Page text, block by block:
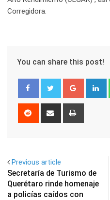
Corregidora.
You can share this post!
Google+
Reddit
Share
Previous article
Secretaría de Turismo de
Querétaro rinde homenaje
a policías caídos con